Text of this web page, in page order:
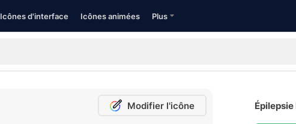
Icônes d'interface Icônes animées Plus
Modifier l'icône